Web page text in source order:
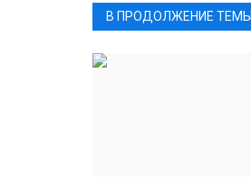
В ПРОДОЛЖЕНИЕ ТЕМЫ